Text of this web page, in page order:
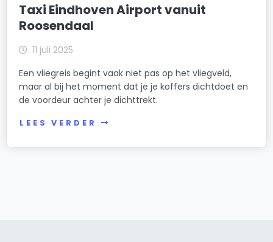
Taxi Eindhoven Airport vanuit
Roosendaal
11 juli 2025
Een vliegreis begint vaak niet pas op het vliegveld,
maar al bij het moment dat je je koffers dichtdoet en
de voordeur achter je dichttrekt.
LEES VERDER